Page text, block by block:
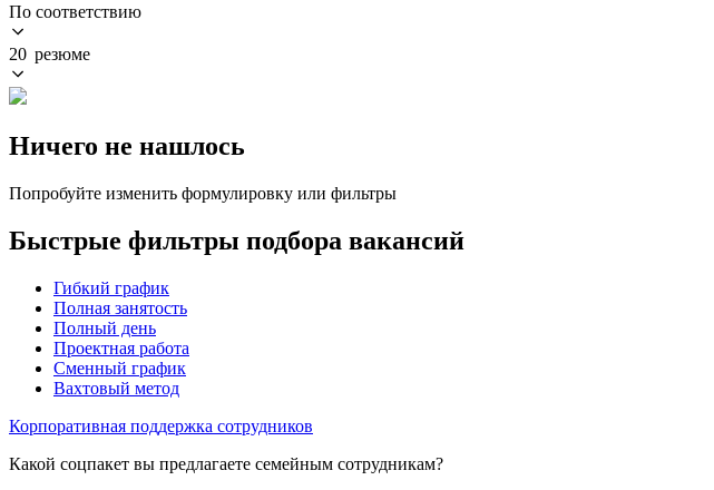
По соответствию
20 резюме
Ничего не нашлось
Попробуйте изменить формулировку или фильтры
Быстрые фильтры подбора вакансий
Гибкий график
Полная занятость
Полный день
Проектная работа
Сменный график
Вахтовый метод
Корпоративная поддержка сотрудников
Какой соцпакет вы предлагаете семейным сотрудникам?